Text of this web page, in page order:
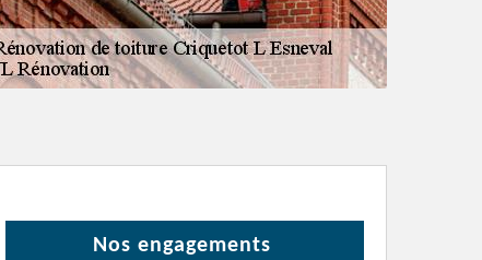
Nos engagements